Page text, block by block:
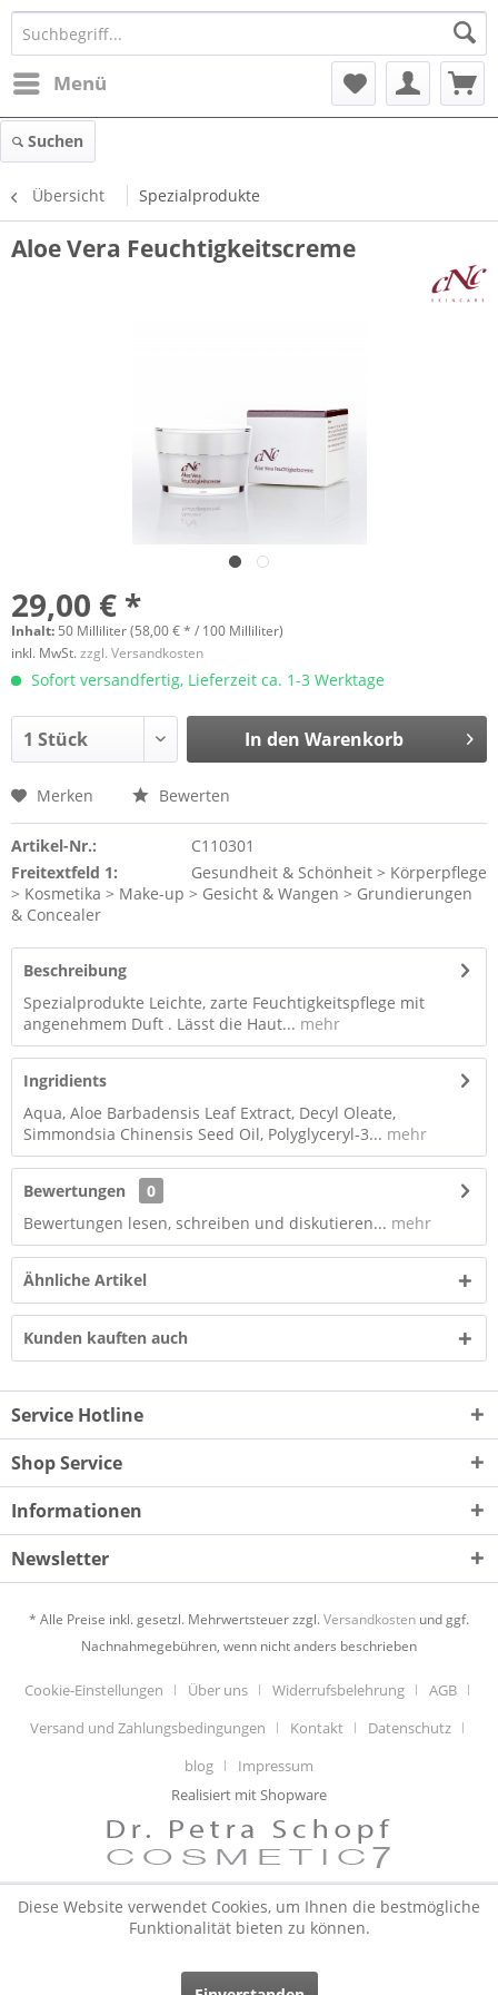
Menü
Suchen
Übersicht Spezialprodukte
Aloe Vera Feuchtigkeitscreme
29,00 € *
Inhalt: 50 Milliliter (58,00 € * / 100 Milliliter)
inkl. MwSt.zzgl. Versandkosten
Sofort versandfertig, Lieferzeit ca. 1-3 Werktage
In den Warenkorb
Merken Bewerten
Artikel-Nr.:
C110301
Freitextfeld 1:
Gesundheit & Schönheit > Körperpflege
> Kosmetika > Make-up > Gesicht & Wangen > Grundierungen
& Concealer
Beschreibung
Spezialprodukte Leichte, zarte Feuchtigkeitspflege mit
angenehmem Duft . Lässt die Haut... mehr
Ingridients
Aqua, Aloe Barbadensis Leaf Extract, Decyl Oleate,
Simmondsia Chinensis Seed Oil, Polyglyceryl-3... mehr
Bewertungen
0
Bewertungen lesen, schreiben und diskutieren... mehr
Ähnliche Artikel
Kunden kauften auch
Service Hotline
Shop Service
Informationen
Newsletter
* Alle Preise inkl. gesetzl. Mehrwertsteuer zzgl.Versandkosten und ggf.
Nachnahmegebühren, wenn nicht anders beschrieben
Cookie-Einstellungen Über uns Widerrufsbelehrung
AGB
Versand und Zahlungsbedingungen
Kontakt
Datenschutz
blog
Impressum
Realisiert mit Shopware
Diese Website verwendet Cookies, um Ihnen die bestmögliche
Funktionalität bieten zu können.